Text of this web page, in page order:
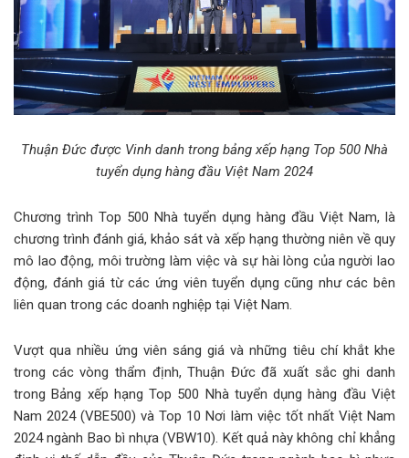
Thuận Đức được Vinh danh trong bảng xếp hạng Top 500 Nhà
tuyển dụng hàng đầu Việt Nam 2024
Chương trình Top 500 Nhà tuyển dụng hàng đầu Việt Nam, là
chương trình đánh giá, khảo sát và xếp hạng thường niên về quy
mô lao động, môi trường làm việc và sự hài lòng của người lao
động, đánh giá từ các ứng viên tuyển dụng cũng như các bên
liên quan trong các doanh nghiệp tại Việt Nam.
Vượt qua nhiều ứng viên sáng giá và những tiêu chí khắt khe
trong các vòng thẩm định, Thuận Đức đã xuất sắc ghi danh
trong Bảng xếp hạng Top 500 Nhà tuyển dụng hàng đầu Việt
Nam 2024 (VBE500) và Top 10 Nơi làm việc tốt nhất Việt Nam
2024 ngành Bao bì nhựa (VBW10). Kết quả này không chỉ khẳng